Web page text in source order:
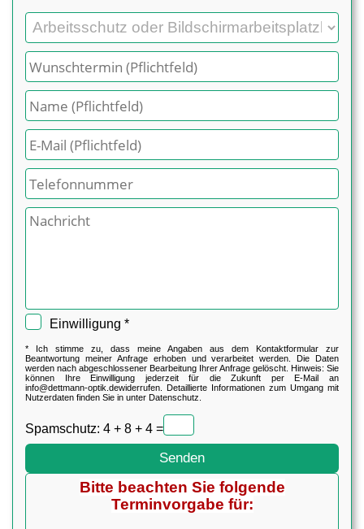
Einwilligung *
* Ich stimme zu, dass meine Angaben aus dem Kontaktformular zur
Beantwortung meiner Anfrage erhoben und verarbeitet werden. Die Daten
werden nach abgeschlossener Bearbeitung Ihrer Anfrage gelöscht. Hinweis: Sie
können Ihre Einwilligung jederzeit für die Zukunft per E-Mail an
info@dettmann-optik.dewiderrufen. Detaillierte Informationen zum Umgang mit
Nutzerdaten finden Sie in unter Datenschutz.
Spamschutz: 4 + 8 + 4 =
Bitte beachten Sie folgende
Terminvorgabe für: